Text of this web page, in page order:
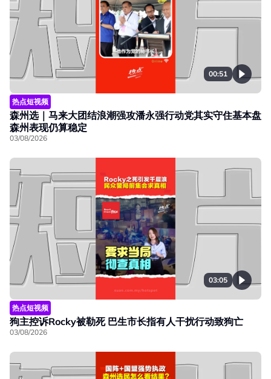
00:51
热点短视频
森州选｜马来大团结浪潮强攻潘永强行动党其实守住基本盘
森州表现仍算稳定
03/08/2026
03:05
热点短视频
狗主控诉Rocky被勒死 巴生市长指有人干扰行动致狗亡
03/08/2026